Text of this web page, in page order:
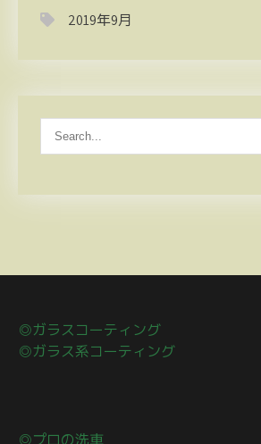
2019年9月
◎ガラスコーティング
◎ガラス系コーティング
◎プロの洗車